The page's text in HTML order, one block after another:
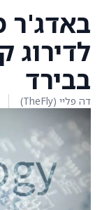
באדג'ר
לדירוג
בבירד
דה פליי (TheFly)